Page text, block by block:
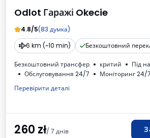
Odlot Гаражі Okecie
4.8/5(83 думка)
6 km (~10 min)
Безкоштовний
Безкоштовний трансфер критий
Під
Обслуговування 24/7
Моніторинг 24/7
Для легкових автомобілів
Перевірити деталі
260 zł/ 7 днів